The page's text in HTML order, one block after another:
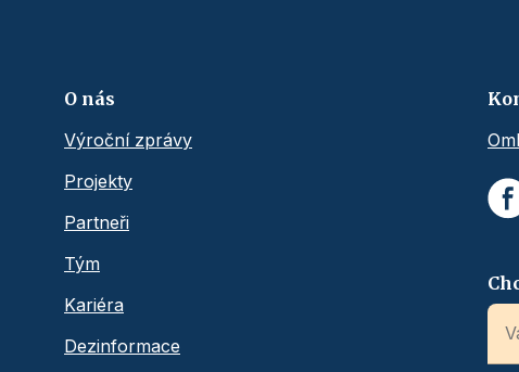
O nás
Výroční zprávy
Projekty
Partneři
Tým
Kariéra
Dezinformace